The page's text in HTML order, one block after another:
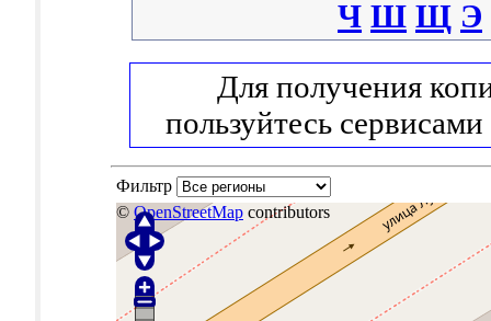
Ч Ш Щ Э
Для получения
пользуйтесь сервисами
Фильтр
© OpenStreetMap contributors